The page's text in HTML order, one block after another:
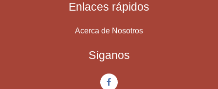
Enlaces rápidos
Acerca de Nosotros
Síganos